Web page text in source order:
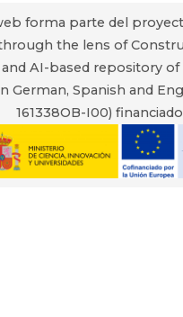
forma parte del
the lens of
AI-based repository
German, Spanish and
161338OB-I00)